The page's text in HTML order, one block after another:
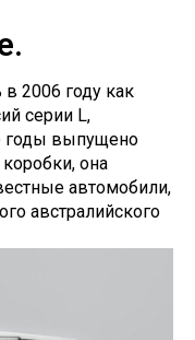
2006 году как
серии L,
годы выпущено
она
автомобили,
австралийского